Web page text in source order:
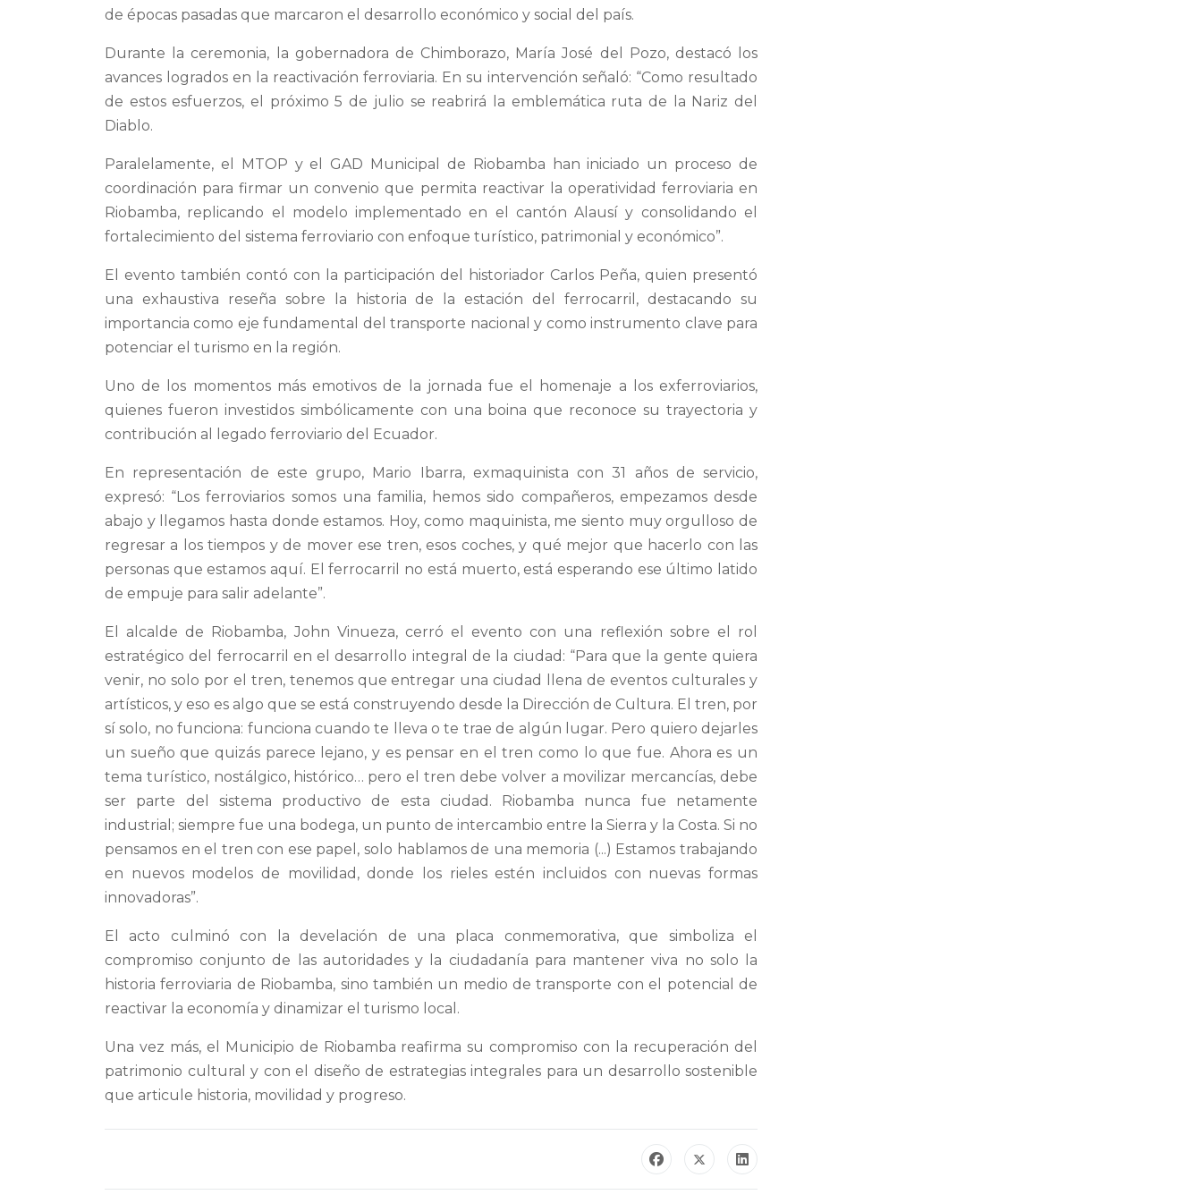
de épocas pasadas que marcaron el desarrollo económico y social del país.
Durante la ceremonia, la gobernadora de Chimborazo, María José del Pozo, destacó los
avances logrados en la reactivación ferroviaria. En su intervención señaló: “Como resultado
de estos esfuerzos, el próximo 5 de julio se reabrirá la emblemática ruta de la Nariz del
Diablo.
Paralelamente, el MTOP y el GAD Municipal de Riobamba han iniciado un proceso de
coordinación para firmar un convenio que permita reactivar la operatividad ferroviaria en
Riobamba, replicando el modelo implementado en el cantón Alausí y consolidando el
fortalecimiento del sistema ferroviario con enfoque turístico, patrimonial y económico”.
El evento también contó con la participación del historiador Carlos Peña, quien presentó
una exhaustiva reseña sobre la historia de la estación del ferrocarril, destacando su
importancia como eje fundamental del transporte nacional y como instrumento clave para
potenciar el turismo en la región.
Uno de los momentos más emotivos de la jornada fue el homenaje a los exferroviarios,
quienes fueron investidos simbólicamente con una boina que reconoce su trayectoria y
contribución al legado ferroviario del Ecuador.
En representación de este grupo, Mario Ibarra, exmaquinista con 31 años de servicio,
expresó: “Los ferroviarios somos una familia, hemos sido compañeros, empezamos desde
abajo y llegamos hasta donde estamos. Hoy, como maquinista, me siento muy orgulloso de
regresar a los tiempos y de mover ese tren, esos coches, y qué mejor que hacerlo con las
personas que estamos aquí. El ferrocarril no está muerto, está esperando ese último latido
de empuje para salir adelante”.
El alcalde de Riobamba, John Vinueza, cerró el evento con una reflexión sobre el rol
estratégico del ferrocarril en el desarrollo integral de la ciudad: “Para que la gente quiera
venir, no solo por el tren, tenemos que entregar una ciudad llena de eventos culturales y
artísticos, y eso es algo que se está construyendo desde la Dirección de Cultura. El tren, por
sí solo, no funciona: funciona cuando te lleva o te trae de algún lugar. Pero quiero dejarles
un sueño que quizás parece lejano, y es pensar en el tren como lo que fue. Ahora es un
tema turístico, nostálgico, histórico… pero el tren debe volver a movilizar mercancías, debe
ser parte del sistema productivo de esta ciudad. Riobamba nunca fue netamente
industrial; siempre fue una bodega, un punto de intercambio entre la Sierra y la Costa. Si no
pensamos en el tren con ese papel, solo hablamos de una memoria (...) Estamos trabajando
en nuevos modelos de movilidad, donde los rieles estén incluidos con nuevas formas
innovadoras”.
El acto culminó con la develación de una placa conmemorativa, que simboliza el
compromiso conjunto de las autoridades y la ciudadanía para mantener viva no solo la
historia ferroviaria de Riobamba, sino también un medio de transporte con el potencial de
reactivar la economía y dinamizar el turismo local.
Una vez más, el Municipio de Riobamba reafirma su compromiso con la recuperación del
patrimonio cultural y con el diseño de estrategias integrales para un desarrollo sostenible
que articule historia, movilidad y progreso.